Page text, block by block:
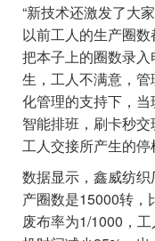
“新技术还激发了大
以前工人的生产圈
把本子上的圈数录
生，工人不满意，
化管理的支持下，
智能排班，刷卡秒
工人交接所产生的停
数据显示，鑫威纺
产圈数是15000转，
废布率为1/1000，